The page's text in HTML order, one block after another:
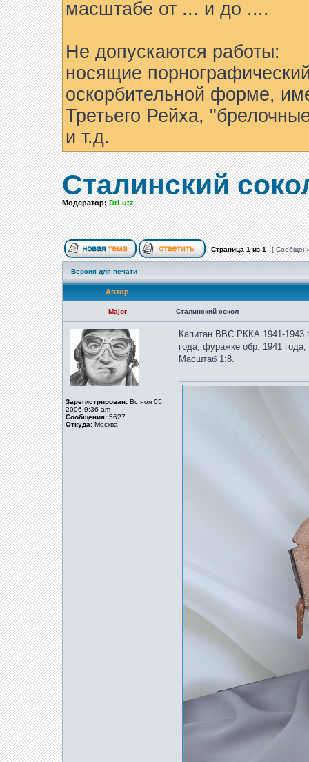
масштабе от ... и до ....
Не допускаются работы:
носящие
оскорбительной форме,
Третьего Рейха,
и т.д.
Сталинский
Модератор:DrLutz
Страница1из1 [
Версия для печати
Автор
Major Сталинский сокол
Зарегистрирован: Вс ноя 05,
2006 9:36 am
Сообщения: 5627
Откуда: Москва
Капитан ВВС РККА 1941-1943
года, фуражке обр. 1941
Масштаб 1:8.